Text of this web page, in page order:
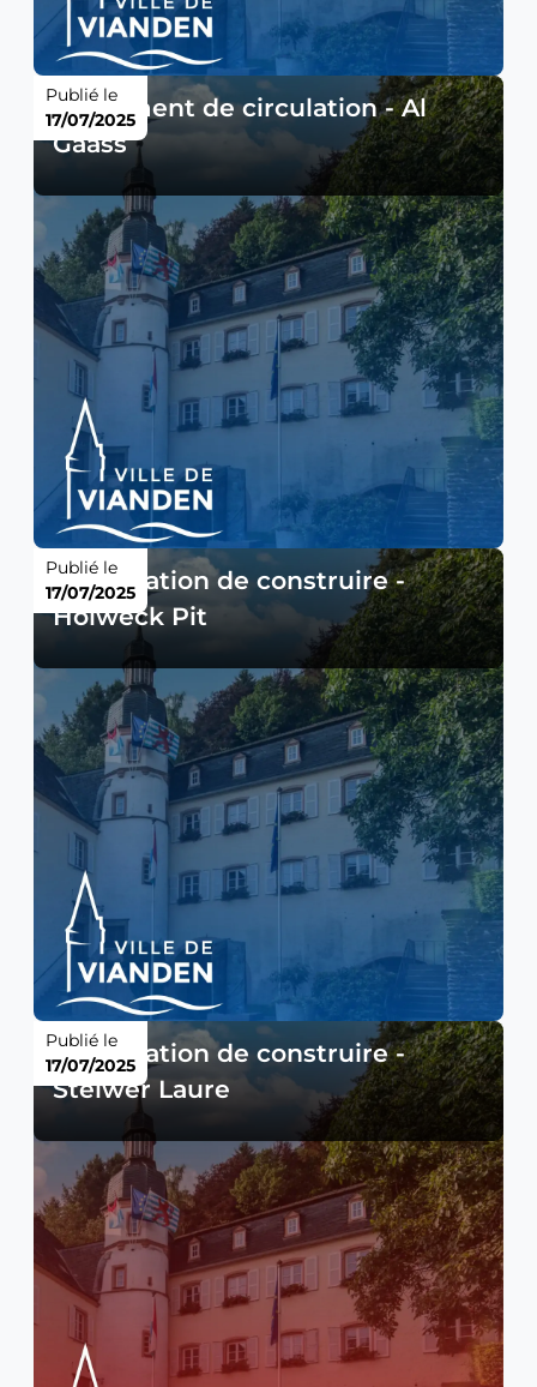
Règlement de circulation - Al
Gaass
Publié le
17/07/2025
Autorisation de construire -
Holweck Pit
Publié le
17/07/2025
Autorisation de construire -
Steiwer Laure
Publié le
17/07/2025